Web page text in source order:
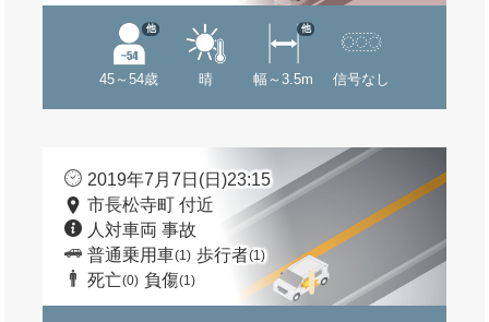
45～54歳
他
晴 幅～3.5m
他
信号なし
2019年7月7日(日)23:15
市長松寺町 付近
人対車両 事故
普通乗用車(1) 歩行者(1)
死亡(0) 負傷(1)